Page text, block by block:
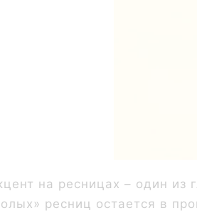
на ресницах – один из
ресниц остается в